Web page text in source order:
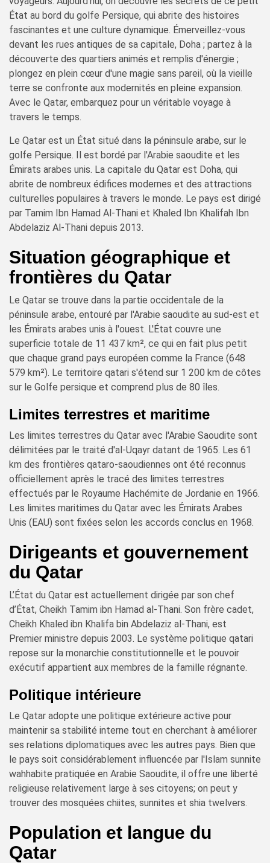
État au bord du golfe Persique, qui abrite des histoires
fascinantes et une culture dynamique. Émerveillez-vous
devant les rues antiques de sa capitale, Doha ; partez à la
découverte des quartiers animés et remplis d'énergie ;
plongez en plein cœur d'une magie sans pareil, où la vieille
terre se confronte aux modernités en pleine expansion.
Avec le Qatar, embarquez pour un véritable voyage à
travers le temps.
Le Qatar est un État situé dans la péninsule arabe, sur le
golfe Persique. Il est bordé par l'Arabie saoudite et les
Émirats arabes unis. La capitale du Qatar est Doha, qui
abrite de nombreux édifices modernes et des attractions
culturelles populaires à travers le monde. Le pays est dirigé
par Tamim Ibn Hamad Al-Thani et Khaled Ibn Khalifah Ibn
Abdelaziz Al-Thani depuis 2013.
Situation géographique et
frontières du Qatar
Le Qatar se trouve dans la partie occidentale de la
péninsule arabe, entouré par l'Arabie saoudite au sud-est et
les Émirats arabes unis à l'ouest. L'État couvre une
superficie totale de 11 437 km², ce qui en fait plus petit
que chaque grand pays européen comme la France (648
579 km²). Le territoire qatari s'étend sur 1 200 km de côtes
sur le Golfe persique et comprend plus de 80 îles.
Limites terrestres et maritime
Les limites terrestres du Qatar avec l'Arabie Saoudite sont
délimitées par le traité d'al-Uqayr datant de 1965. Les 61
km des frontières qataro-saoudiennes ont été reconnus
officiellement après le tracé des limites terrestres
effectués par le Royaume Hachémite de Jordanie en 1966.
Les limites maritimes du Qatar avec les Émirats Arabes
Unis (EAU) sont fixées selon les accords conclus en 1968.
Dirigeants et gouvernement
du Qatar
L’État du Qatar est actuellement dirigée par son chef
d’État, Cheikh Tamim ibn Hamad al-Thani. Son frère cadet,
Cheikh Khaled ibn Khalifa bin Abdelaziz al-Thani, est
Premier ministre depuis 2003. Le système politique qatari
repose sur la monarchie constitutionnelle et le pouvoir
exécutif appartient aux membres de la famille régnante.
Politique intérieure
Le Qatar adopte une politique extérieure active pour
maintenir sa stabilité interne tout en cherchant à améliorer
ses relations diplomatiques avec les autres pays. Bien que
le pays soit considérablement influencée par l'Islam sunnite
wahhabite pratiquée en Arabie Saoudite, il offre une liberté
religieuse relativement large à ses citoyens; on peut y
trouver des mosquées chiites, sunnites et shia twelvers.
Population et langue du
Qatar